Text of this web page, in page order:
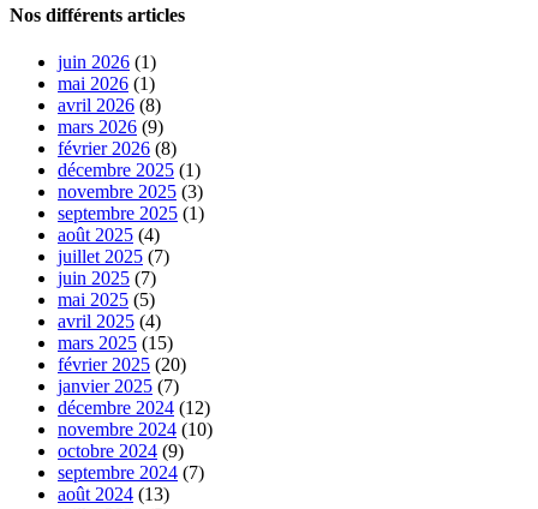
Nos différents articles
juin 2026 (1)
mai 2026 (1)
avril 2026 (8)
mars 2026 (9)
février 2026 (8)
décembre 2025 (1)
novembre 2025 (3)
septembre 2025 (1)
août 2025 (4)
juillet 2025 (7)
juin 2025 (7)
mai 2025 (5)
avril 2025 (4)
mars 2025 (15)
février 2025 (20)
janvier 2025 (7)
décembre 2024 (12)
novembre 2024 (10)
octobre 2024 (9)
septembre 2024 (7)
août 2024 (13)